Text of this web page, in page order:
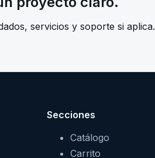
servicios y soporte si aplica.
Secciones
Catálogo
Carrito